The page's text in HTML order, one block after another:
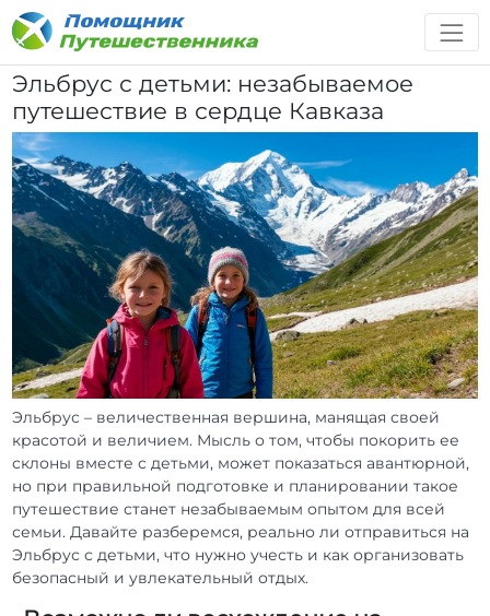
Эльбрус с детьми: незабываемое
путешествие в сердце Кавказа
Эльбрус – величественная вершина, манящая своей
красотой и величием. Мысль о том, чтобы покорить ее
склоны вместе с детьми, может показаться авантюрной,
но при правильной подготовке и планировании такое
путешествие станет незабываемым опытом для всей
семьи. Давайте разберемся, реально ли отправиться на
Эльбрус с детьми, что нужно учесть и как организовать
безопасный и увлекательный отдых.